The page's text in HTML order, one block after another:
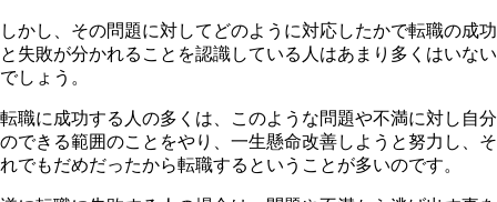
しかし、その問題に対してどのように対応したかで転職の成功
と失敗が分かれることを認識している人はあまり多くはいない
でしょう。
転職に成功する人の多くは、このような問題や不満に対し自分
のできる範囲のことをやり、一生懸命改善しようと努力し、そ
れでもだめだったから転職するということが多いのです。